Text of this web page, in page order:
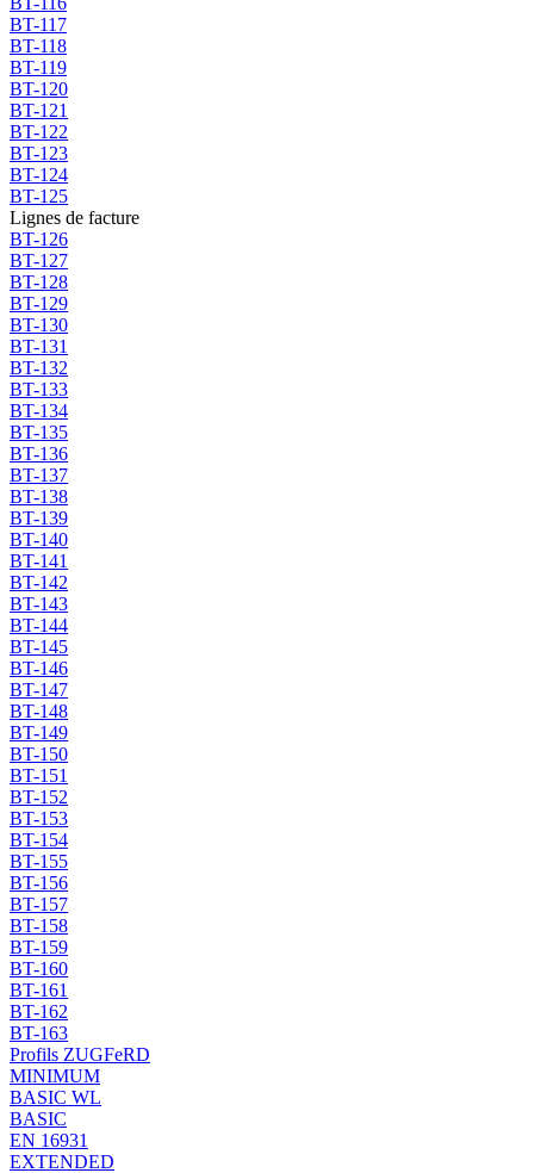
BT-117
BT-118
BT-119
BT-120
BT-121
BT-122
BT-123
BT-124
BT-125
Lignes de facture
BT-126
BT-127
BT-128
BT-129
BT-130
BT-131
BT-132
BT-133
BT-134
BT-135
BT-136
BT-137
BT-138
BT-139
BT-140
BT-141
BT-142
BT-143
BT-144
BT-145
BT-146
BT-147
BT-148
BT-149
BT-150
BT-151
BT-152
BT-153
BT-154
BT-155
BT-156
BT-157
BT-158
BT-159
BT-160
BT-161
BT-162
BT-163
Profils ZUGFeRD
MINIMUM
BASIC WL
BASIC
EN 16931
EXTENDED